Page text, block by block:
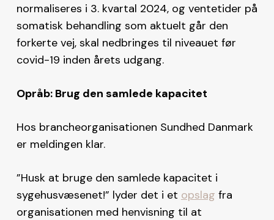
normaliseres i 3. kvartal 2024, og ventetider på
somatisk behandling som aktuelt går den
forkerte vej, skal nedbringes til niveauet før
covid-19 inden årets udgang.
Opråb: Brug den samlede kapacitet
Hos brancheorganisationen Sundhed Danmark
er meldingen klar.
”Husk at bruge den samlede kapacitet i
sygehusvæsenet!” lyder det i et opslag fra
organisationen med henvisning til at